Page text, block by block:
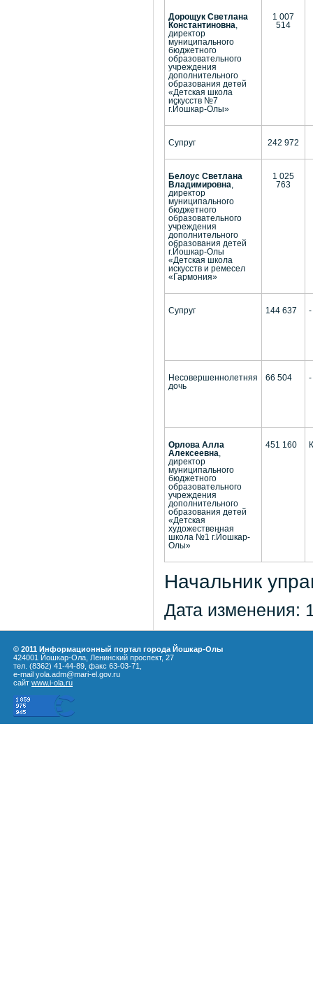
Дорощук Светлана
Константиновна
директор
муниципального
бюджетного
образовательного
учреждения
дополнительного
образования детей
«Детская школа
искусств №7
г.Йошкар-Олы»
1 007
514
Супруг 242 972
Белоус Светлана
Владимировна
директор
муниципального
бюджетного
образовательного
учреждения
дополнительного
образования детей
г.Йошкар-Олы
«Детская школа
искусств и ремесел
«Гармония»
1 025
763
Супруг 144 637 -
Несовершеннолетняя
дочь
66 504 -
Орлова Алла
Алексеевна
директор
муниципального
бюджетного
образовательного
учреждения
дополнительного
образования детей
«Детская
художественная
школа №1 г.Йошкар-
Олы»
451 160
Начальник
Дата изменения:
© 2011 Информационный портал города Йошкар-Олы
424001 Йошкар-Ола, Ленинский проспект, 27
тел. (8362) 41-44-89, факс 63-03-71,
e-mail yola.adm@mari-el.gov.ru
сайт www.i-ola.ru